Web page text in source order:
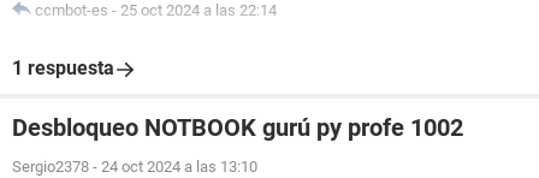
ccmbot-es - 25 oct 2024 a las 22:14
1 respuesta
Desbloqueo NOTBOOK gurú py profe 1002
Sergio2378 - 24 oct 2024 a las 13:10